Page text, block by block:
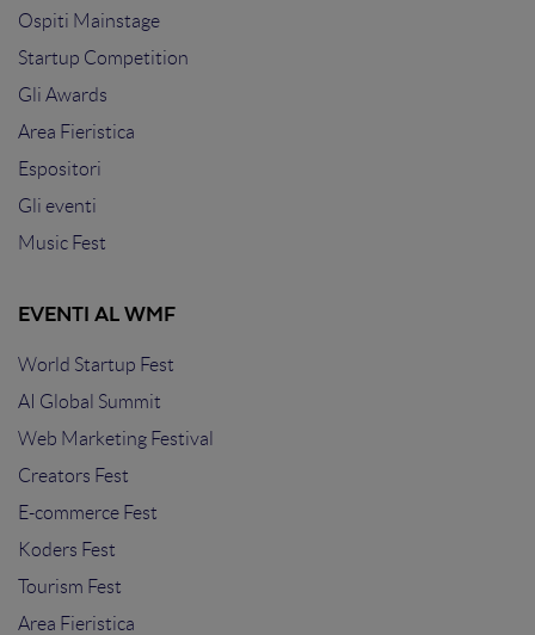
Ospiti Mainstage
Startup Competition
Gli Awards
Area Fieristica
Espositori
Gli eventi
Music Fest
EVENTI AL WMF
World Startup Fest
AI Global Summit
Web Marketing Festival
Creators Fest
E-commerce Fest
Koders Fest
Tourism Fest
Area Fieristica